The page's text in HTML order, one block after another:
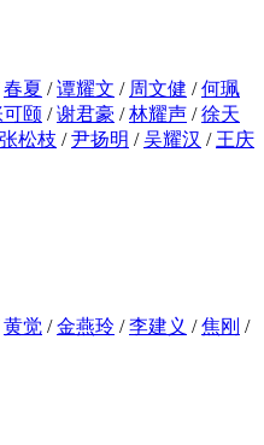
春夏 /谭耀文 / 周文健 /何珮
可颐 /谢君豪 /林耀声 /徐天
张松枝 /尹扬明 /吴耀汉 / 王庆
黄觉 /金燕玲 /李建义 /焦刚 /